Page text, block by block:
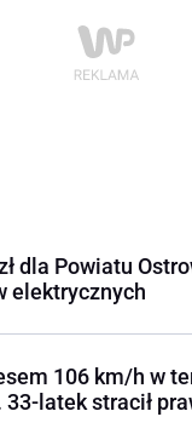
dla Powiatu
elektrycznych
106 km/h w
latek stracił